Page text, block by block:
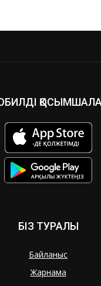
БІЗ ТУРАЛЫ
Байланыс
Жарнама